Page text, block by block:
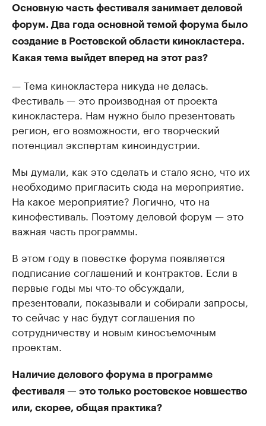
Основную часть фестиваля занимает деловой
форум. Два года основной темой форума было
создание в Ростовской области кинокластера.
Какая тема выйдет вперед на этот раз?
— Тема кинокластера никуда не делась.
Фестиваль — это производная от проекта
кинокластера. Нам нужно было презентовать
регион, его возможности, его творческий
потенциал экспертам киноиндустрии.
Мы думали, как это сделать и стало ясно, что их
необходимо пригласить сюда на мероприятие.
На какое мероприятие? Логично, что на
кинофестиваль. Поэтому деловой форум — это
важная часть программы.
В этом году в повестке форума появляется
подписание соглашений и контрактов. Если в
первые годы мы что-то обсуждали,
презентовали, показывали и собирали запросы,
то сейчас у нас будут соглашения по
сотрудничеству и новым киносъемочным
проектам.
Наличие делового форума в программе
фестиваля — это только ростовское новшество
или, скорее, общая практика?